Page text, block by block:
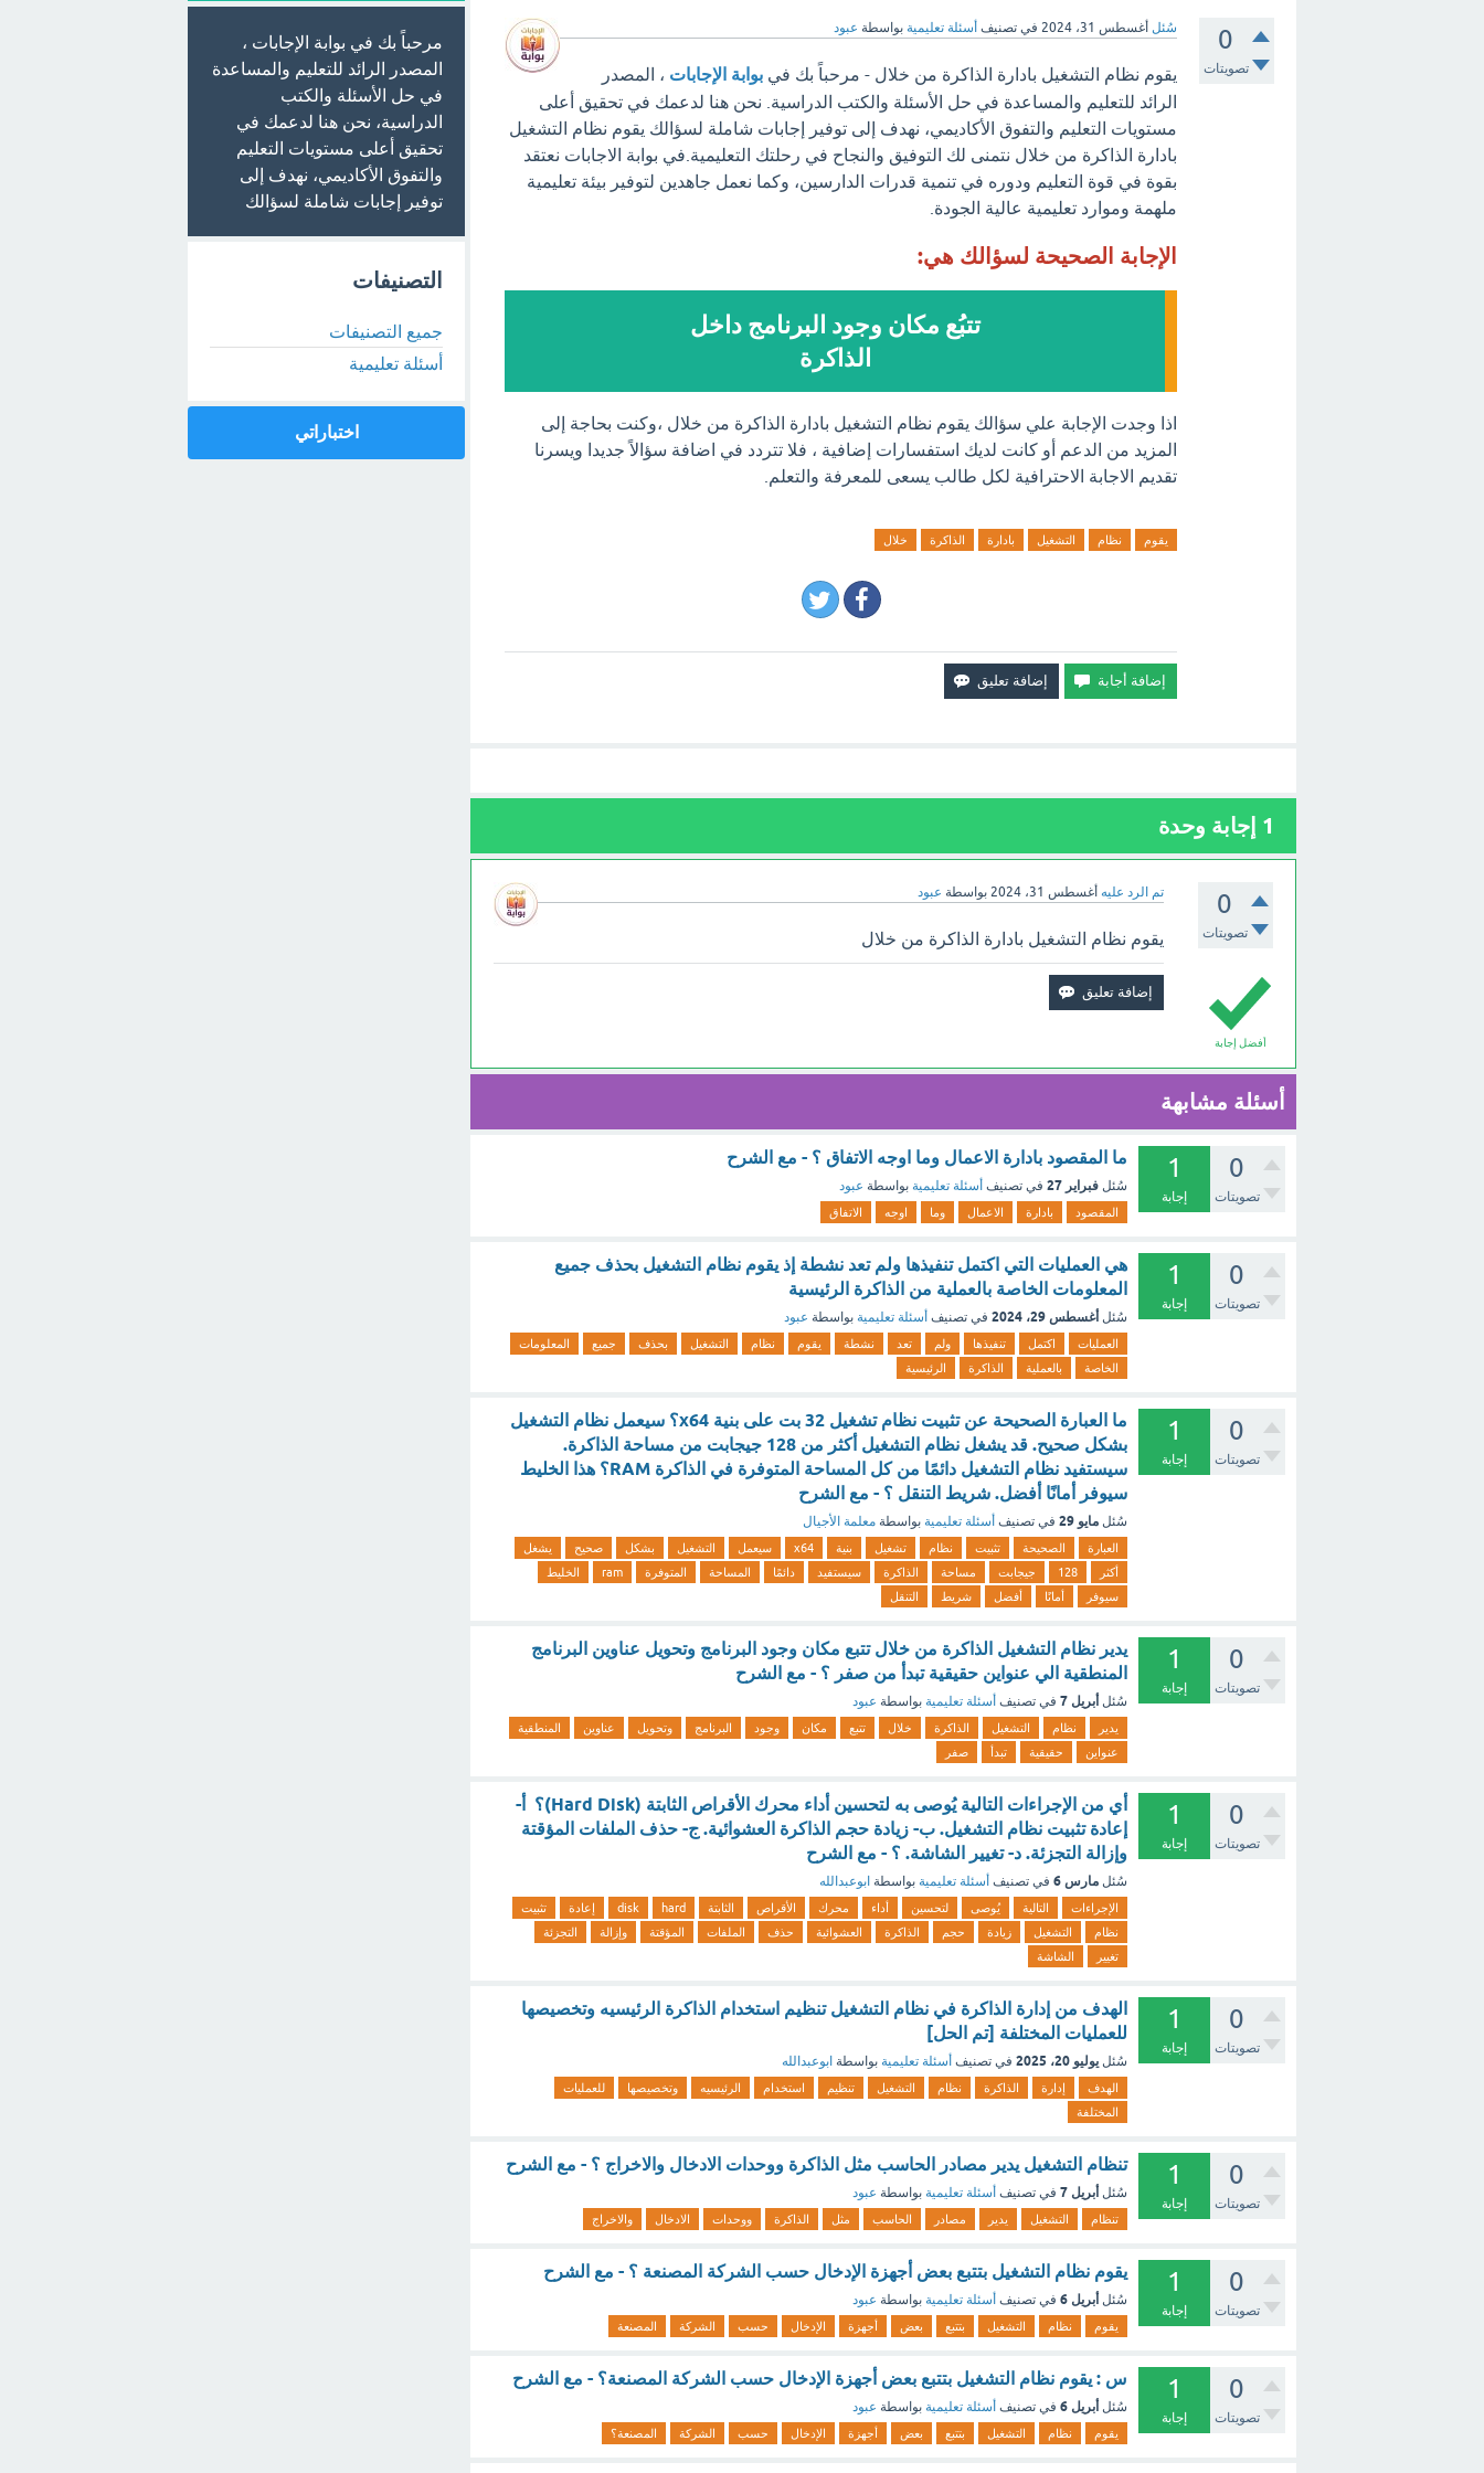
0
تصويتات
سُئل أغسطس 31، 2024 في تصنيف أسئلة تعليمية بواسطة عبود
يقوم نظام التشغيل بادارة الذاكرة من خلال - مرحباً بك في بوابة الإجابات ، المصدر
الرائد للتعليم والمساعدة في حل الأسئلة والكتب الدراسية. نحن هنا لدعمك في تحقيق أعلى
مستويات التعليم والتفوق الأكاديمي، نهدف إلى توفير إجابات شاملة لسؤالك يقوم نظام التشغيل
بادارة الذاكرة من خلال نتمنى لك التوفيق والنجاح في رحلتك التعليمية.في بوابة الاجابات نعتقد
بقوة في قوة التعليم ودوره في تنمية قدرات الدارسين، وكما نعمل جاهدين لتوفير بيئة تعليمية
ملهمة وموارد تعليمية عالية الجودة.
الإجابة الصحيحة لسؤالك هي:
تتبُع مكان وجود البرنامج داخل
الذاكرة
اذا وجدت الإجابة علي سؤالك يقوم نظام التشغيل بادارة الذاكرة من خلال ،وكنت بحاجة إلى
المزيد من الدعم أو كانت لديك استفسارات إضافية ، فلا تتردد في اضافة سؤالاً جديدا ويسرنا
تقديم الاجابة الاحترافية لكل طالب يسعى للمعرفة والتعلم.
يقوم نظام التشغيل بادارة الذاكرة خلال
1 إجابة وحدة
0
تصويتات
تم الرد عليه أغسطس 31، 2024 بواسطة عبود
أفضل إجابة
يقوم نظام التشغيل بادارة الذاكرة من خلال
أسئلة مشابهة
0
تصويتات
1
إجابة
ما المقصود بادارة الاعمال وما اوجه الاتفاق ؟ - مع الشرح
سُئل فبراير 27 في تصنيف أسئلة تعليمية بواسطة عبود
المقصود بادارة الاعمال وما اوجه الاتفاق
0
تصويتات
1
إجابة
هي العمليات التي اكتمل تنفيذها ولم تعد نشطة إذ يقوم نظام التشغيل بحذف جميع
المعلومات الخاصة بالعملية من الذاكرة الرئيسية
سُئل أغسطس 29، 2024 في تصنيف أسئلة تعليمية بواسطة عبود
العمليات اكتمل تنفيذها ولم تعد نشطة يقوم نظام التشغيل بحذف جميع
المعلومات
الخاصة
بالعملية الذاكرة الرئيسية
0
تصويتات
1
إجابة
ما العبارة الصحيحة عن تثبيت نظام تشغيل 32 بت على بنية x64؟ سيعمل نظام التشغيل
بشكل صحيح. قد يشغل نظام التشغيل أكثر من 128 جيجابت من مساحة الذاكرة.
سيستفيد نظام التشغيل دائمًا من كل المساحة المتوفرة في الذاكرة RAM؟ هذا الخليط
سيوفر أمانًا أفضل. شريط التنقل ؟ - مع الشرح
سُئل مايو 29 في تصنيف أسئلة تعليمية بواسطة معلمة الأجيال
العبارة الصحيحة تثبيت نظام تشغيل بنية x64 سيعمل التشغيل بشكل صحيح
يشغل
أكثر
128 جيجابت مساحة الذاكرة سيستفيد دائمًا المساحة المتوفرة ram
الخليط
سيوفر
أمانًا أفضل شريط التنقل
0
تصويتات
1
إجابة
يدير نظام التشغيل الذاكرة من خلال تتبع مكان وجود البرنامج وتحويل عناوين البرنامج
المنطقية الي عنواين حقيقية تبدأ من صفر ؟ - مع الشرح
سُئل أبريل 7 في تصنيف أسئلة تعليمية بواسطة عبود
يدير نظام التشغيل الذاكرة خلال تتبع مكان وجود البرنامج وتحويل عناوين
المنطقية
عنواين
حقيقية تبدأ صفر
0
تصويتات
1
إجابة
أي من الإجراءات التالية يُوصى به لتحسين أداء محرك الأقراص الثابتة (Hard Disk)؟ أ-
إعادة تثبيت نظام التشغيل. ب- زيادة حجم الذاكرة العشوائية. ج- حذف الملفات المؤقتة
وإزالة التجزئة. د- تغيير الشاشة. ؟ - مع الشرح
سُئل مارس 6 في تصنيف أسئلة تعليمية بواسطة ابوعبدالله
الإجراءات التالية يُوصى لتحسين أداء محرك الأقراص الثابتة hard
disk إعادة
تثبيت
نظام
التشغيل زيادة حجم الذاكرة العشوائية حذف الملفات المؤقتة وإزالة
التجزئة
تغيير
الشاشة
0
تصويتات
1
إجابة
الهدف من إدارة الذاكرة في نظام التشغيل تنظيم استخدام الذاكرة الرئيسيه وتخصيصها
للعمليات المختلفة [تم الحل]
سُئل يوليو 20، 2025 في تصنيف أسئلة تعليمية بواسطة ابوعبدالله
الهدف إدارة الذاكرة نظام التشغيل تنظيم استخدام الرئيسيه وتخصيصها
للعمليات
المختلفة
0
تصويتات
1
إجابة
تنظام التشغيل يدير مصادر الحاسب مثل الذاكرة ووحدات الادخال والاخراج ؟ - مع الشرح
سُئل أبريل 7 في تصنيف أسئلة تعليمية بواسطة عبود
تنظام التشغيل يدير مصادر الحاسب مثل الذاكرة ووحدات الادخال والاخراج
0
تصويتات
1
إجابة
يقوم نظام التشغيل بتتبع بعض أجهزة الإدخال حسب الشركة المصنعة ؟ - مع الشرح
سُئل أبريل 6 في تصنيف أسئلة تعليمية بواسطة عبود
يقوم نظام التشغيل بتتبع بعض أجهزة الإدخال حسب الشركة المصنعة
0
تصويتات
1
إجابة
س : يقوم نظام التشغيل بتتبع بعض أجهزة الإدخال حسب الشركة المصنعة؟ - مع الشرح
سُئل أبريل 6 في تصنيف أسئلة تعليمية بواسطة عبود
يقوم نظام التشغيل بتتبع بعض أجهزة الإدخال حسب الشركة المصنعة؟
مرحباً بك في بوابة الإجابات ،
المصدر الرائد للتعليم والمساعدة
في حل الأسئلة والكتب
الدراسية، نحن هنا لدعمك في
تحقيق أعلى مستويات التعليم
والتفوق الأكاديمي، نهدف إلى
توفير إجابات شاملة لسؤالك
التصنيفات
جميع التصنيفات
أسئلة تعليمية
اختباراتي